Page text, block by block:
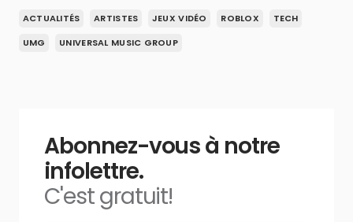
ACTUALITÉS ARTISTES JEUX VIDÉO ROBLOX
TECH
UMG
UNIVERSAL MUSIC GROUP
Abonnez-vous à notre
infolettre.
C'est gratuit!